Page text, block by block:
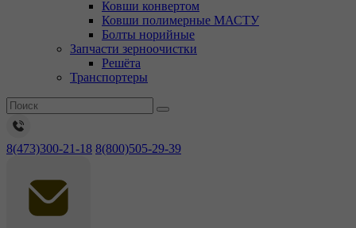
Ковши конвертом
Ковши полимерные МАСТУ
Болты норийные
Запчасти зерноочистки
Решёта
Транспортеры
8(473)300-21-18 8(800)505-29-39